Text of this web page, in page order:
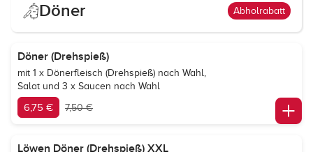
Döner Abholrabatt
Döner (Drehspieß)
mit 1 x Dönerfleisch (Drehspieß) nach Wahl,
Salat und 3 x Saucen nach Wahl
6,75 € 7,50 €
Löwen Döner (Drehspieß) XXL